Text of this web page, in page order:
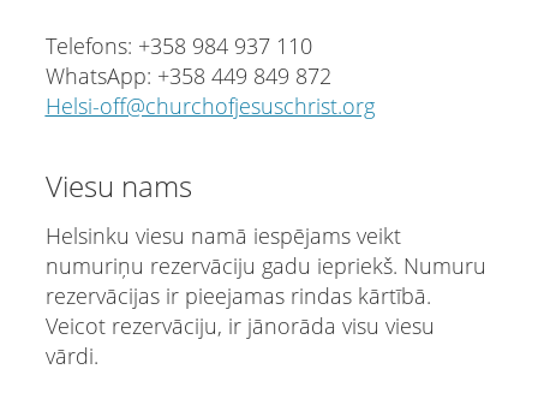
Telefons: +358 984 937 110
WhatsApp: +358 449 849 872
Helsi-off@churchofjesuschrist.org
Viesu nams
Helsinku viesu namā iespējams veikt
numuriņu rezervāciju gadu iepriekš. Numuru
rezervācijas ir pieejamas rindas kārtībā.
Veicot rezervāciju, ir jānorāda visu viesu
vārdi.